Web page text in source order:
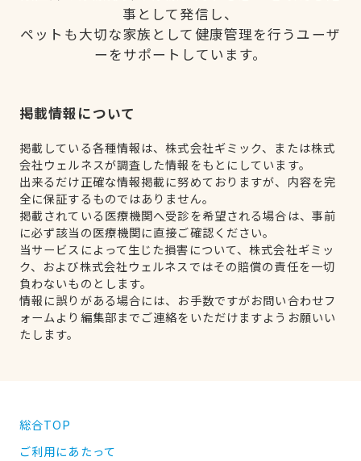
事として発信し、
ペットも大切な家族として健康管理を行うユーザ
ーをサポートしています。
掲載情報について
掲載している各種情報は、株式会社ギミック、または株式
会社ウェルネスが調査した情報をもとにしています。
出来るだけ正確な情報掲載に努めておりますが、内容を完
全に保証するものではありません。
掲載されている医療機関へ受診を希望される場合は、事前
に必ず該当の医療機関に直接ご確認ください。
当サービスによって生じた損害について、株式会社ギミッ
ク、および株式会社ウェルネスではその賠償の責任を一切
負わないものとします。
情報に誤りがある場合には、お手数ですがお問い合わせフ
ォームより編集部までご連絡をいただけますようお願いい
たします。
総合TOP
ご利用にあたって